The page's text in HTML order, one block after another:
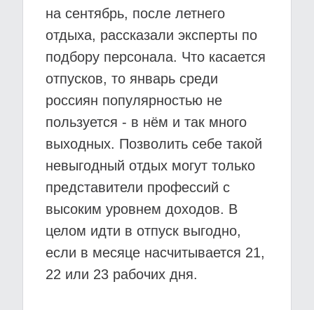
на сентябрь, после летнего
отдыха, рассказали эксперты по
подбору персонала. Что касается
отпусков, то январь среди
россиян популярностью не
пользуется - в нём и так много
выходных. Позволить себе такой
невыгодный отдых могут только
представители профессий с
высоким уровнем доходов. В
целом идти в отпуск выгодно,
если в месяце насчитывается 21,
22 или 23 рабочих дня.